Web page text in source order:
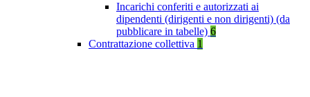
Incarichi conferiti e autorizzati ai
dipendenti (dirigenti e non dirigenti) (da
pubblicare in tabelle) 6
Contrattazione collettiva 1